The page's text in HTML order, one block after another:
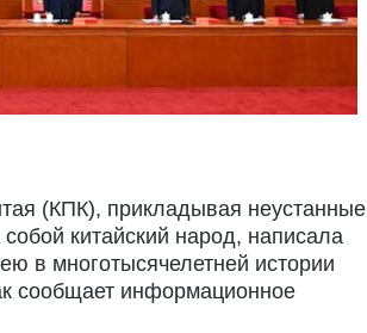
(КПК), прикладывая неустанные
китайский народ, написала
в многотысячелетней истории
сообщает информационное